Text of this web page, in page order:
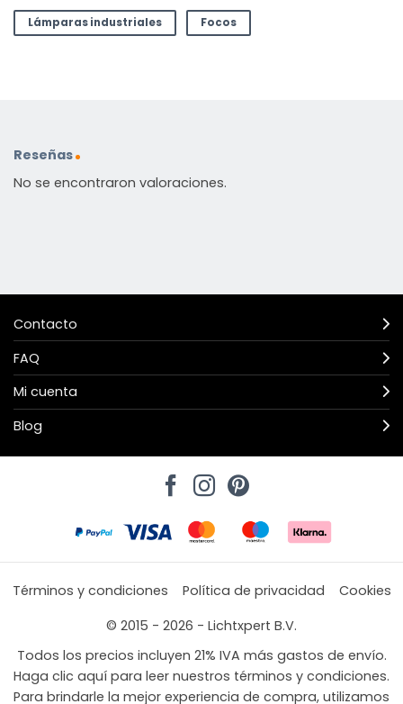
Lámparas industriales Focos
Reseñas
No se encontraron valoraciones.
Contacto
FAQ
Mi cuenta
Blog
Términos y condiciones Política de privacidad
Cookies
© 2015 - 2026 - Lichtxpert B.V.
Todos los precios incluyen 21% IVA más gastos de envío.
Haga clic aquí para leer nuestros términos y condiciones.
Para brindarle la mejor experiencia de compra, utilizamos